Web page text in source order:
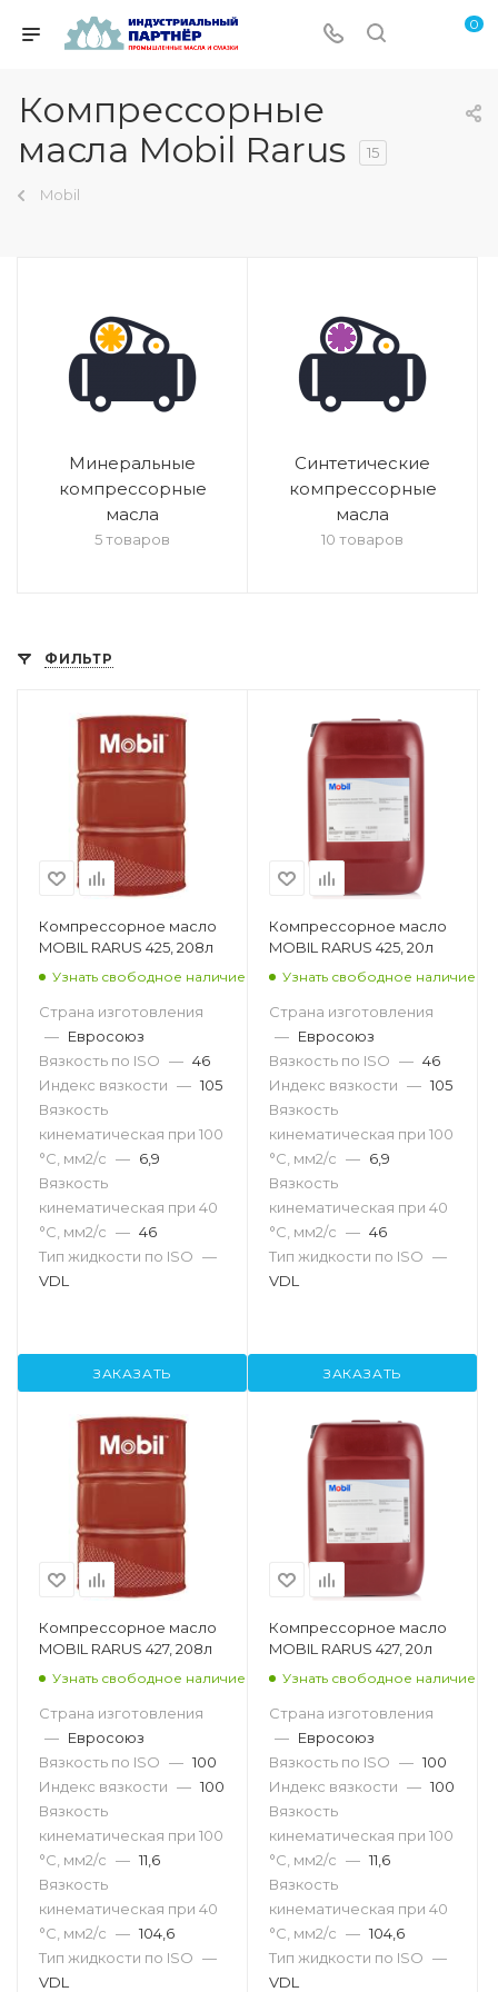
0
Компрессорные
масла Mobil Rarus
15
Mobil
Минеральные
компрессорные
масла
5 товаров
Синтетические
компрессорные
масла
10 товаров
ФИЛЬТР
Компрессорное масло
MOBIL RARUS 425, 208л
Узнать свободное наличие
Страна изготовления
— Евросоюз
Вязкость по ISO — 46
Индекс вязкости — 105
Вязкость
кинематическая при 100
°С, мм2/с — 6,9
Вязкость
кинематическая при 40
°С, мм2/с — 46
Тип жидкости по ISO —
VDL
ЗАКАЗАТЬ
Компрессорное масло
MOBIL RARUS 425, 20л
Узнать свободное наличие
Страна изготовления
— Евросоюз
Вязкость по ISO — 46
Индекс вязкости — 105
Вязкость
кинематическая при 100
°С, мм2/с — 6,9
Вязкость
кинематическая при 40
°С, мм2/с — 46
Тип жидкости по ISO —
VDL
ЗАКАЗАТЬ
Компрессорное масло
MOBIL RARUS 427, 208л
Узнать свободное наличие
Страна изготовления
— Евросоюз
Вязкость по ISO — 100
Индекс вязкости — 100
Вязкость
кинематическая при 100
°С, мм2/с — 11,6
Вязкость
кинематическая при 40
°С, мм2/с — 104,6
Тип жидкости по ISO —
VDL
Компрессорное масло
MOBIL RARUS 427, 20л
Узнать свободное наличие
Страна изготовления
— Евросоюз
Вязкость по ISO — 100
Индекс вязкости — 100
Вязкость
кинематическая при 100
°С, мм2/с — 11,6
Вязкость
кинематическая при 40
°С, мм2/с — 104,6
Тип жидкости по ISO —
VDL